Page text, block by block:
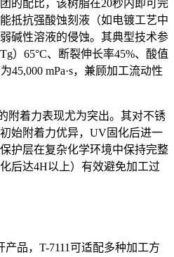
的配比，该树脂在20秒内即可完
抵抗强酸蚀刻液（如电镀工艺中
碱性溶液的侵蚀。其典型技术参
）65°C、断裂伸长率45%、酸值
45,000 mPa·s，兼顾加工流动性
附着力表现尤为突出。其对不锈
始附着力优异，UV固化后进一
护层在复杂化学环境中保持完整
后达4H以上）有效避免加工过
品，T-7111可适配多种加工方